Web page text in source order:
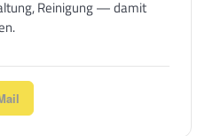
Reinigung — damit